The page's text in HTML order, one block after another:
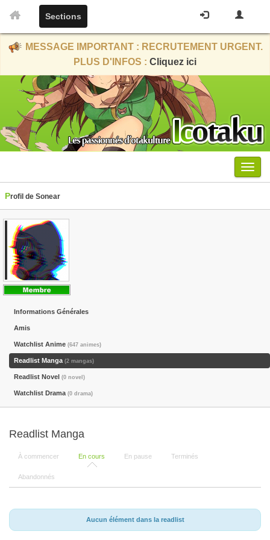
Sections
MESSAGE IMPORTANT : RECRUTEMENT URGENT.
PLUS D'INFOS : Cliquez ici
Menu
Profil de Sonear
Informations Générales
Amis
Watchlist Anime (647 animes)
Readlist Manga (2 mangas)
Readlist Novel (0 novel)
Watchlist Drama (0 drama)
Readlist Manga
À commencer En cours En pause Terminés
Abandonnés
Aucun élément dans la readlist